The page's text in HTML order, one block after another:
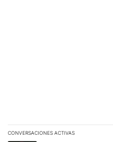
CONVERSACIONES ACTIVAS
Este listado muestra los